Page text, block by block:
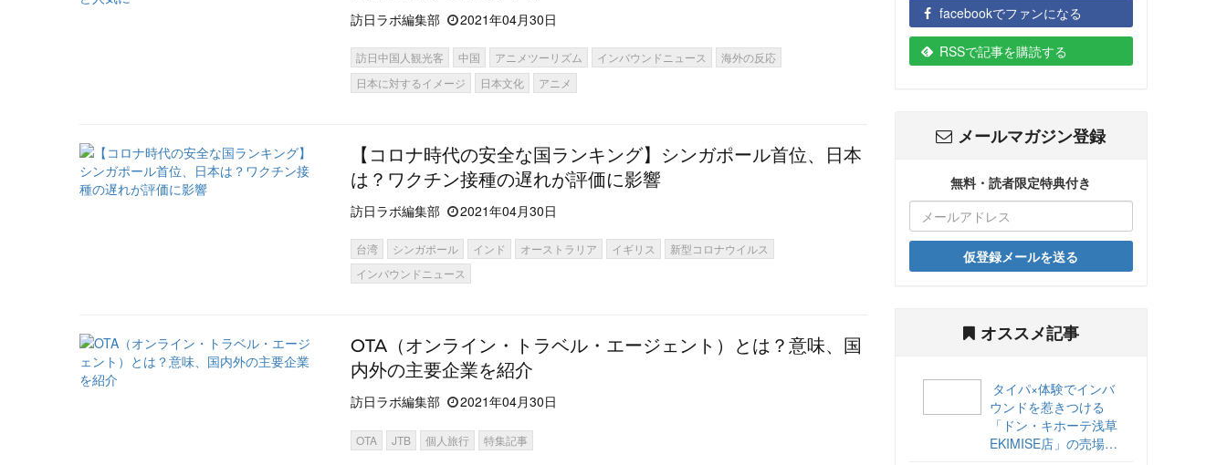
訪日ラボ編集部 2021年04月30日
訪日中国人観光客 中国 アニメツーリズム インバウンドニュース
海外の反応
日本に対するイメージ
日本文化 アニメ
【コロナ時代の安全な国ランキング】シンガポール首位、日本
は？ワクチン接種の遅れが評価に影響
訪日ラボ編集部 2021年04月30日
台湾 シンガポール インド オーストラリア イギリス
新型コロナウイルス
インバウンドニュース
OTA（オンライン・トラベル・エージェント）とは？意味、国
内外の主要企業を紹介
訪日ラボ編集部 2021年04月30日
OTA JTB 個人旅行 特集記事
facebookでファンになる
RSSで記事を購読する
メールマガジン登録
無料・読者限定特典付き
仮登録メールを送る
オススメ記事
タイパ×体験でインバ
ウンドを惹きつける
「ドン・キホーテ浅草
EKIMISE店」の売場づ